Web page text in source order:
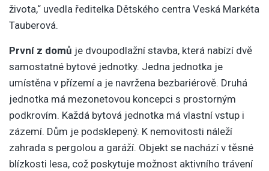
života,“ uvedla ředitelka Dětského centra Veská Markéta
Tauberová.
První z domů je dvoupodlažní stavba, která nabízí dvě
samostatné bytové jednotky. Jedna jednotka je
umístěna v přízemí a je navržena bezbariérově. Druhá
jednotka má mezonetovou koncepci s prostorným
podkrovím. Každá bytová jednotka má vlastní vstup i
zázemí. Dům je podsklepený. K nemovitosti náleží
zahrada s pergolou a garáží. Objekt se nachází v těsné
blízkosti lesa, což poskytuje možnost aktivního trávení